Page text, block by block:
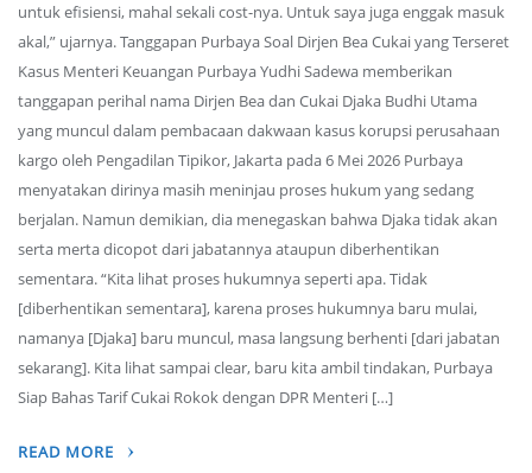
untuk efisiensi, mahal sekali cost-nya. Untuk saya juga enggak masuk
akal,” ujarnya. Tanggapan Purbaya Soal Dirjen Bea Cukai yang Terseret
Kasus Menteri Keuangan Purbaya Yudhi Sadewa memberikan
tanggapan perihal nama Dirjen Bea dan Cukai Djaka Budhi Utama
yang muncul dalam pembacaan dakwaan kasus korupsi perusahaan
kargo oleh Pengadilan Tipikor, Jakarta pada 6 Mei 2026 Purbaya
menyatakan dirinya masih meninjau proses hukum yang sedang
berjalan. Namun demikian, dia menegaskan bahwa Djaka tidak akan
serta merta dicopot dari jabatannya ataupun diberhentikan
sementara. “Kita lihat proses hukumnya seperti apa. Tidak
[diberhentikan sementara], karena proses hukumnya baru mulai,
namanya [Djaka] baru muncul, masa langsung berhenti [dari jabatan
sekarang]. Kita lihat sampai clear, baru kita ambil tindakan, Purbaya
Siap Bahas Tarif Cukai Rokok dengan DPR Menteri […]
READ MORE